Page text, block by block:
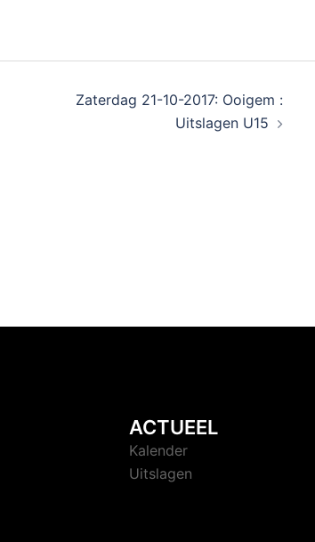
Zaterdag 21-10-2017: Ooigem :
Uitslagen U15
ACTUEEL
Kalender
Uitslagen